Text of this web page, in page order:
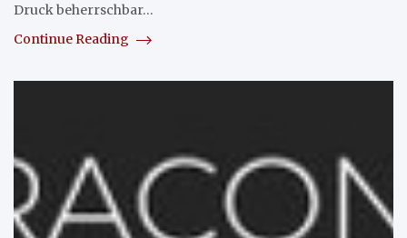
Druck beherrschbar…
Continue Reading